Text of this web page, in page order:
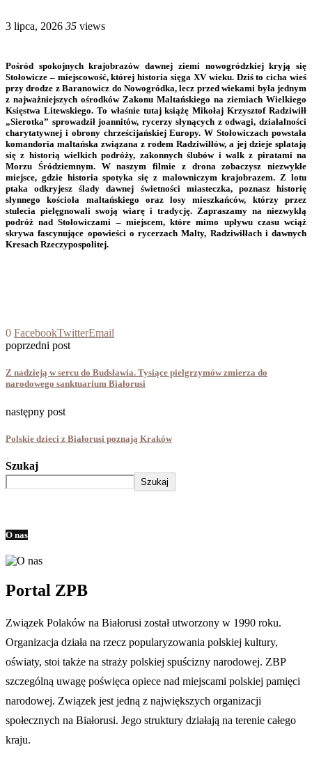
3 lipca, 2026 35 views
Pośród spokojnych krajobrazów dawnej ziemi nowogródzkiej kryją się
Stołowicze – miejscowość, której historia sięga XV wieku. Dziś to cicha wieś
przy drodze z Baranowicz do Nowogródka, lecz przed wiekami była jednym
z najważniejszych ośrodków Zakonu Maltańskiego na ziemiach Wielkiego
Księstwa Litewskiego. To właśnie tutaj książę Mikołaj Krzysztof Radziwiłł
„Sierotka” sprowadził joannitów, rycerzy słynących z odwagi, działalności
charytatywnej i obrony chrześcijańskiej Europy. W Stołowiczach powstała
komandoria maltańska związana z rodem Radziwiłłów, a jej dzieje splatają
się z historią wielkich podróży, zakonnych ślubów i walk z piratami na
Morzu Śródziemnym. W naszym filmie z drona zobaczysz niezwykłe
miejsce, gdzie historia spotyka się z malowniczym krajobrazem. Z lotu
ptaka odkryjesz ślady dawnej świetności miasteczka, poznasz historię
słynnego kościoła maltańskiego oraz losy mieszkańców, którzy przez
stulecia pielęgnowali swoją wiarę i tradycję. Zapraszamy na niezwykłą
podróż nad Stołowiczami – miejscem, które mimo upływu czasu wciąż
skrywa fascynujące opowieści o rycerzach Malty, Radziwiłłach i dawnych
Kresach Rzeczypospolitej.
0 FacebookTwitterEmail
poprzedni post
Z nadzieją w sercu do Budsławia. Tysiące pielgrzymów zmierza do
narodowego sanktuarium Białorusi
następny post
Polskie dzieci z Białorusi poznają Kraków
Szukaj
Szukaj
O nas
Portal ZPB
Związek Polaków na Białorusi został utworzony w 1990 roku.
Organizacja działa na rzecz popularyzowania polskiej kultury,
oświaty, stoi także na straży polskiej spuścizny narodowej. ZBP
szczególną uwagę poświęca opiece nad miejscami polskiej pamięci
narodowej. Związek jest jedną z największych organizacji
społecznych na Białorusi. Jego struktury działają na terenie całego
kraju.